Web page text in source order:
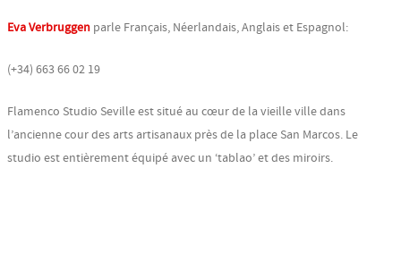
Eva Verbruggen parle Français, Néerlandais, Anglais et Espagnol:
(+34) 663 66 02 19
Flamenco Studio Seville est situé au cœur de la vieille ville dans
l’ancienne cour des arts artisanaux près de la place San Marcos. Le
studio est entièrement équipé avec un ‘tablao’ et des miroirs.